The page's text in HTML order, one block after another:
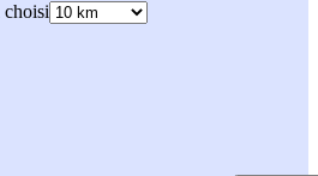
choisi